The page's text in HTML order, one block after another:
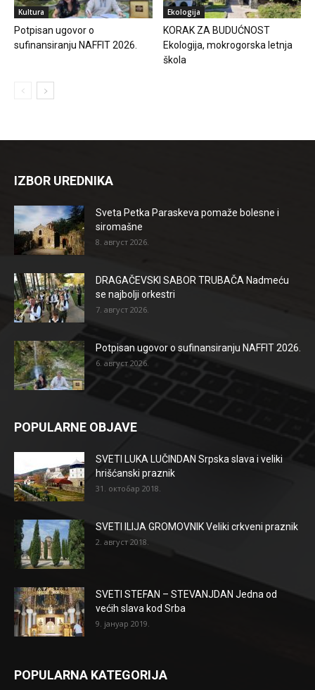
Kultura
Potpisan ugovor o
sufinansiranju NAFFIT 2026.
Ekologija
KORAK ZA BUDUĆNOST
Ekologija, mokrogorska letnja
škola
IZBOR UREDNIKA
Sveta Petka Paraskeva pomaže bolesne i
siromašne
8. август 2026.
DRAGAČEVSKI SABOR TRUBAČA Nadmeću
se najbolji orkestri
7. август 2026.
Potpisan ugovor o sufinansiranju NAFFIT 2026.
6. август 2026.
POPULARNE OBJAVE
SVETI LUKA LUČINDAN Srpska slava i veliki
hrišćanski praznik
31. октобар 2018.
SVETI ILIJA GROMOVNIK Veliki crkveni praznik
2. август 2018.
SVETI STEFAN – STEVANJDAN Jedna od
većih slava kod Srba
9. јануар 2019.
POPULARNA KATEGORIJA